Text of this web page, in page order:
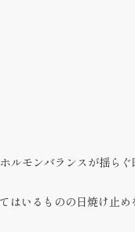
ルモンバランスが揺らぐ
はいるものの日焼け止